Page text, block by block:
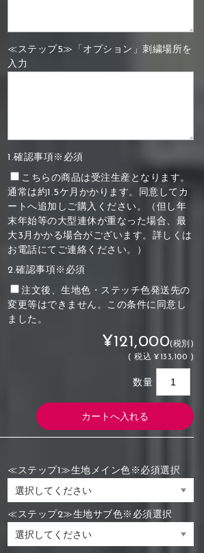
≪ステップ5≫「オプション」刺繍場所を
入力
1.確認事項※必須
こちらの商品は受注生産となります。
通常は約1.5ケ月かかります。同意してカ
ートへ追加しご購入ください。（但し年
末年始等の大型連休が重なった場合、最
大3月かかる場合がございます。詳しくは
お電話にてご連絡ください。）
2.確認事項※必須
注文後、生地色・ステッチ色発送先の
変更等はできません。この条件に同意し
ました。
¥121,000(税別)
(税込 ¥133,100 )
数量
≪ステップ1≫生地メイン色※必須選択
≪ステップ2≫生地サブ色※必須選択